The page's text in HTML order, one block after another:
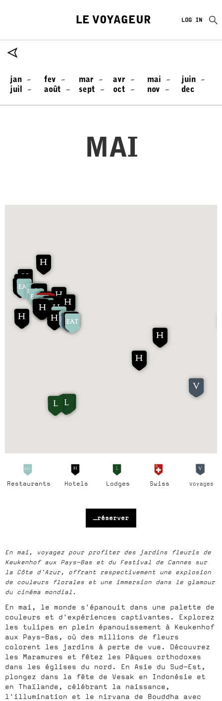
LE VOYAGEUR LOG IN
jan - fev - mar - avr - mai - juin -
juil - août - sept - oct - nov - dec
MAI
Restaurants Hotels Lodges Swiss Voyages
_réserver
En mai, voyagez pour profiter des jardins fleuris de
Keukenhof aux Pays-Bas et du Festival de Cannes sur
la Côte d'Azur, offrant respectivement une explosion
de couleurs florales et une immersion dans le glamour
du cinéma mondial.
En mai, le monde s'épanouit dans une palette de
couleurs et d'expériences captivantes. Explorez
les tulipes en plein épanouissement à Keukenhof
aux Pays-Bas, où des millions de fleurs
colorent les jardins à perte de vue. Découvrez
les Maramures et fêtez les Pâques orthodoxes
dans les églises du nord. En Asie du Sud-Est,
plongez dans la fête de Vesak en Indonésie et
en Thaïlande, célébrant la naissance,
l'illumination et le nirvana de Bouddha avec